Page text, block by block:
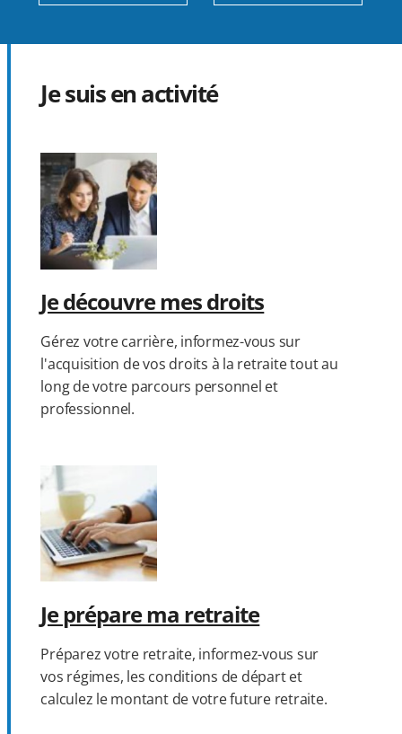
Je suis en activité
Je découvre mes droits
Gérez votre carrière, informez-vous sur
l'acquisition de vos droits à la retraite tout au
long de votre parcours personnel et
professionnel.
Je prépare ma retraite
Préparez votre retraite, informez-vous sur
vos régimes, les conditions de départ et
calculez le montant de votre future retraite.